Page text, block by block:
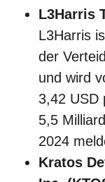
L3Harris
L3Harris
der
und wird
3,42 USD
5,5
2024
Kratos